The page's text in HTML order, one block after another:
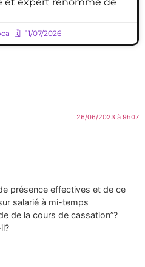
11/07/2026
26/06/2023 à 9h07
présence effectives et de ce
salarié à mi-temps
de la cours de cassation”?